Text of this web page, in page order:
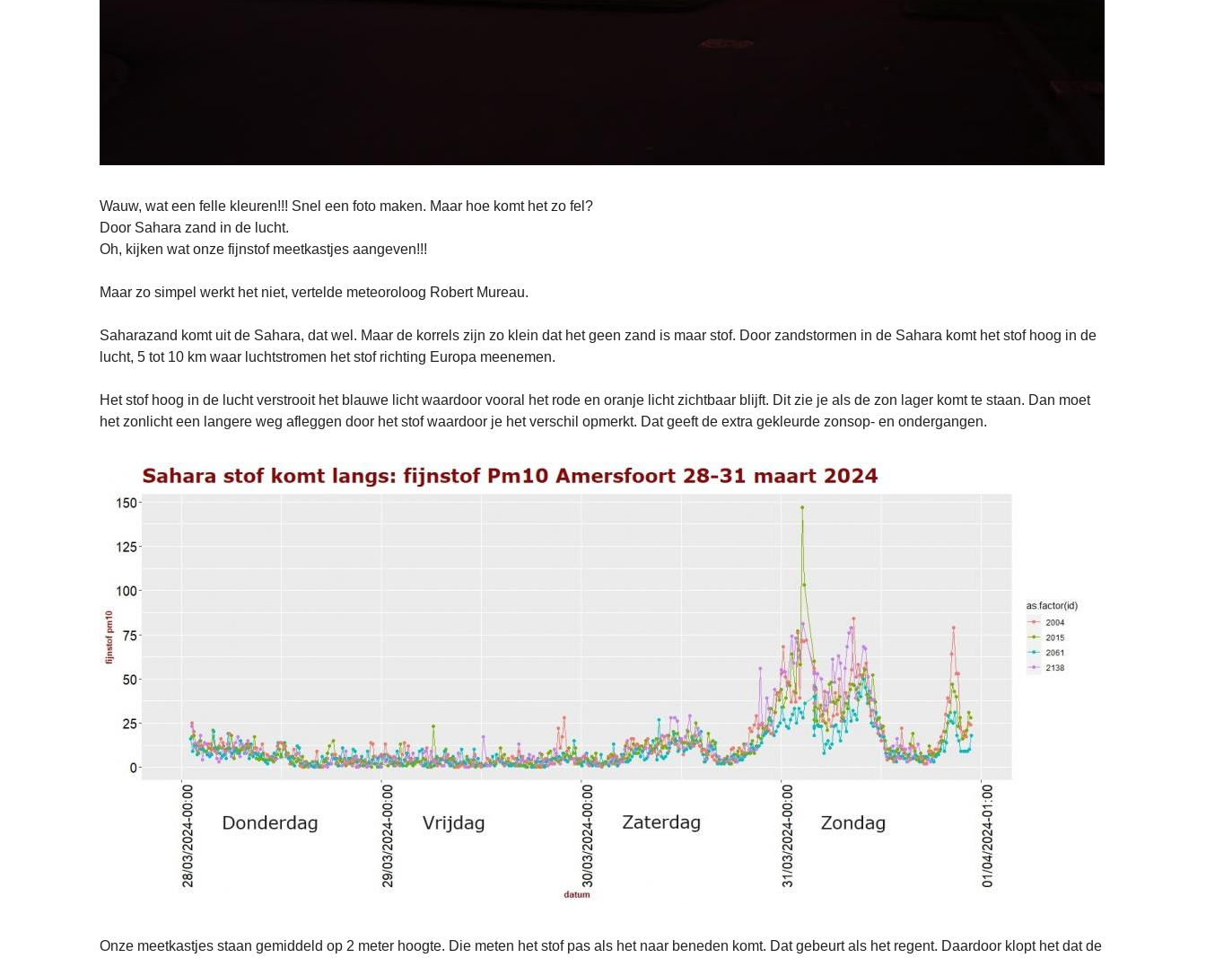
Wauw, wat een felle kleuren!!! Snel een foto maken. Maar hoe komt het zo fel?
Door Sahara zand in de lucht.
Oh, kijken wat onze fijnstof meetkastjes aangeven!!!
Maar zo simpel werkt het niet, vertelde meteoroloog Robert Mureau.
Saharazand komt uit de Sahara, dat wel. Maar de korrels zijn zo klein dat het geen zand is maar stof. Door zandstormen in de Sahara komt het stof hoog in de
lucht, 5 tot 10 km waar luchtstromen het stof richting Europa meenemen.
Het stof hoog in de lucht verstrooit het blauwe licht waardoor vooral het rode en oranje licht zichtbaar blijft. Dit zie je als de zon lager komt te staan. Dan moet
het zonlicht een langere weg afleggen door het stof waardoor je het verschil opmerkt. Dat geeft de extra gekleurde zonsop- en ondergangen.
Onze meetkastjes staan gemiddeld op 2 meter hoogte. Die meten het stof pas als het naar beneden komt. Dat gebeurt als het regent. Daardoor klopt het dat de